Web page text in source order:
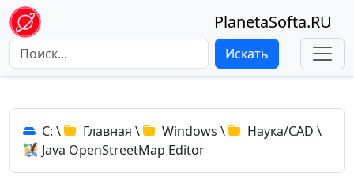
PlanetaSofta.RU
Искать
C: \ Главная \ Windows \ Наука/CAD \
Java OpenStreetMap Editor